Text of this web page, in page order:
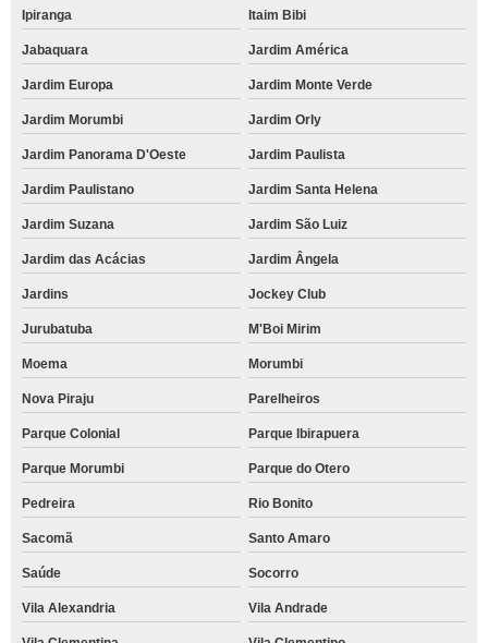
Ipiranga Itaim Bibi
Jabaquara Jardim América
Jardim Europa Jardim Monte Verde
Jardim Morumbi Jardim Orly
Jardim Panorama D'Oeste Jardim Paulista
Jardim Paulistano Jardim Santa Helena
Jardim Suzana Jardim São Luiz
Jardim das Acácias Jardim Ângela
Jardins Jockey Club
Jurubatuba M'Boi Mirim
Moema Morumbi
Nova Piraju Parelheiros
Parque Colonial Parque Ibirapuera
Parque Morumbi Parque do Otero
Pedreira Rio Bonito
Sacomã Santo Amaro
Saúde Socorro
Vila Alexandria Vila Andrade